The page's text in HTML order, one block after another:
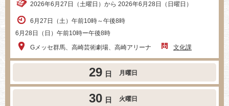
2026年6月27日（土曜日）から 2026年6月28日（日曜日）
6月27日（土）午前10時～午後8時
6月28日（日）午前10時ー午後8時
Gメッセ群馬、高崎芸術劇場、高崎アリーナ
文化課
29 日 月曜日
30 日 火曜日